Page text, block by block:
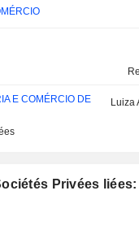
E COMÉRCIO DE
Luiza
Privées liées: